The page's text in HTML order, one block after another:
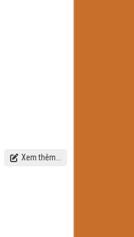
Xem thêm...